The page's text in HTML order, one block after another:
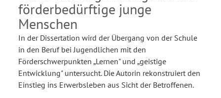
förderbedürftige junge
Menschen
In der Dissertation wird der Übergang von der Schule
in den Beruf bei Jugendlichen mit den
Förderschwerpunkten „Lernen" und „geistige
Entwicklung" untersucht. Die Autorin rekonstruiert den
Einstieg ins Erwerbsleben aus Sicht der Betroffenen.